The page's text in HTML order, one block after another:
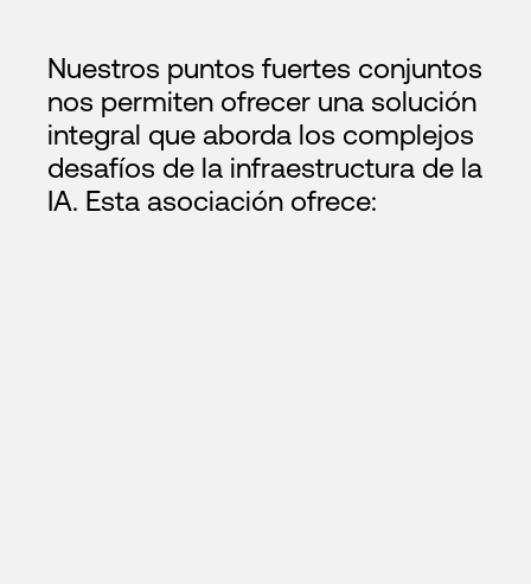
Nuestros puntos fuertes conjuntos
nos permiten ofrecer una solución
integral que aborda los complejos
desafíos de la infraestructura de la
IA. Esta asociación ofrece: